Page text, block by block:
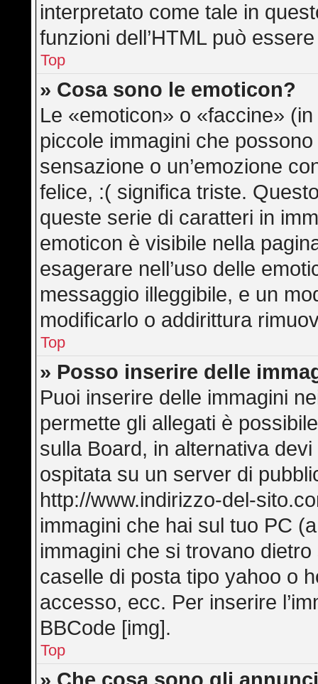
interpretato come tale in
funzioni dell’HTML può
Top
» Cosa sono le emoticon?
Le «emoticon» o «faccine»
piccole immagini che
sensazione o un’emozione
felice, :( significa triste.
queste serie di caratteri in
emoticon è visibile nella
esagerare nell’uso delle
messaggio illeggibile, e un
modificarlo o addirittura
Top
» Posso inserire delle
Puoi inserire delle immagini
permette gli allegati è
sulla Board, in alternativa
ospitata su un server di
http://www.indirizzo-del-
immagini che hai sul tuo PC
immagini che si trovano
caselle di posta tipo yahoo o
accesso, ecc. Per inserire
BBCode [img].
Top